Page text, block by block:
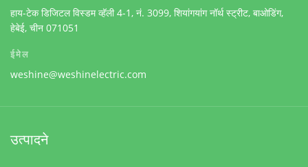
हाय-टेक डिजिटल विस्डम व्हॅली 4-1, नं. 3099, शियांगयांग नॉर्थ स्ट्रीट, बाओडिंग,
हेबेई, चीन 071051
ईमेल
weshine@weshinelectric.com
उत्पादने